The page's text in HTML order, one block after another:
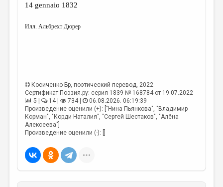
14 gennaio 1832
Илл. Альбрехт Дюрер
Косиченко Бр, поэтический перевод, 2022
Сертификат Поэзия.ру: серия 1839 № 168784 от 19.07.2022
5 |
14 | 734 |
06.08.2026. 06:19:39
Произведение оценили (+): ["Нина Пьянкова", "Владимир
Корман", "Корди Наталия", "Сергей Шестаков", "Алёна
Алексеева"]
Произведение оценили (-): []